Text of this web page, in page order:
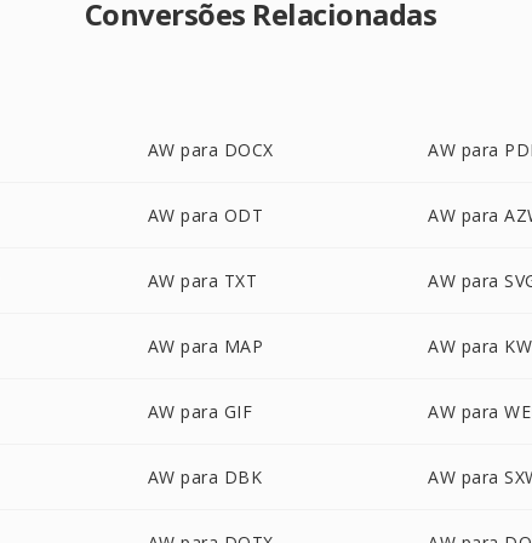
Conversões Relacionadas
AW para DOCX AW para
AW para ODT AW para
AW para TXT AW para
AW para MAP AW para
AW para GIF AW para
AW para DBK AW para